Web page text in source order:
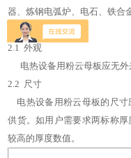
器、炼钢电弧炉、电石、铁合
二、云母板性能
2.1 外观
电热设备用粉云母板应无外
2.2 尺寸
电热设备用粉云母板的尺寸
供货。如用户需要求两标称
较高的厚度数值。